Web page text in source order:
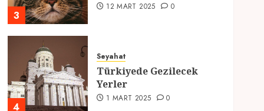
3
12 MART 2025 0
4
Seyahat
Türkiyede Gezilecek
Yerler
1 MART 2025 0